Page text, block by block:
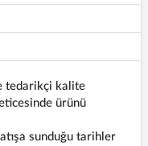
tedarikçi kalite
ürünü
sunduğu tarihler